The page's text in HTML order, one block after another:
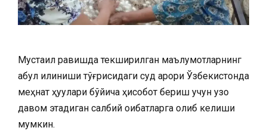
Мустақил равишда текширилган маълумотларнинг
қабул қилиниши тўғрисидаги суд қарори Ўзбекистонда
меҳнат ҳуқуқлари бўйича ҳисобот бериш учун узоқ
давом этадиган салбий оқибатларга олиб келиши
мумкин.